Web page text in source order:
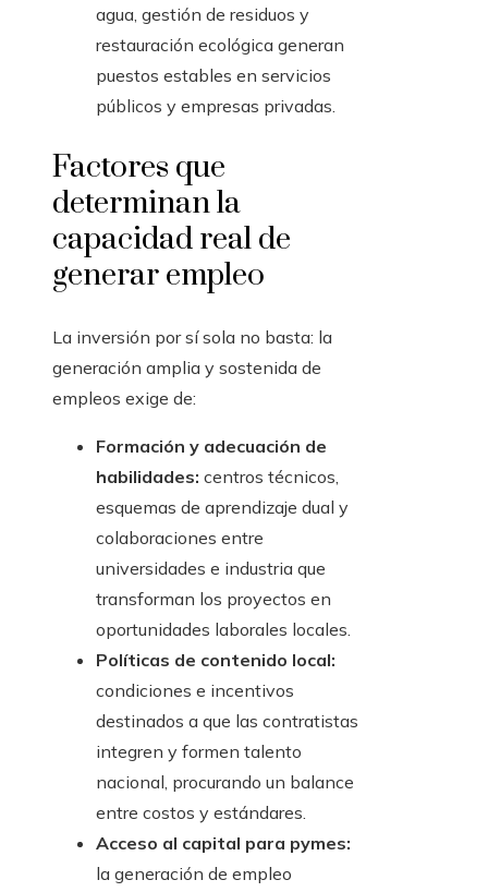
agua, gestión de residuos y
restauración ecológica generan
puestos estables en servicios
públicos y empresas privadas.
Factores que
determinan la
capacidad real de
generar empleo
La inversión por sí sola no basta: la
generación amplia y sostenida de
empleos exige de:
Formación y adecuación de
habilidades: centros técnicos,
esquemas de aprendizaje dual y
colaboraciones entre
universidades e industria que
transforman los proyectos en
oportunidades laborales locales.
Políticas de contenido local:
condiciones e incentivos
destinados a que las contratistas
integren y formen talento
nacional, procurando un balance
entre costos y estándares.
Acceso al capital para pymes:
la generación de empleo